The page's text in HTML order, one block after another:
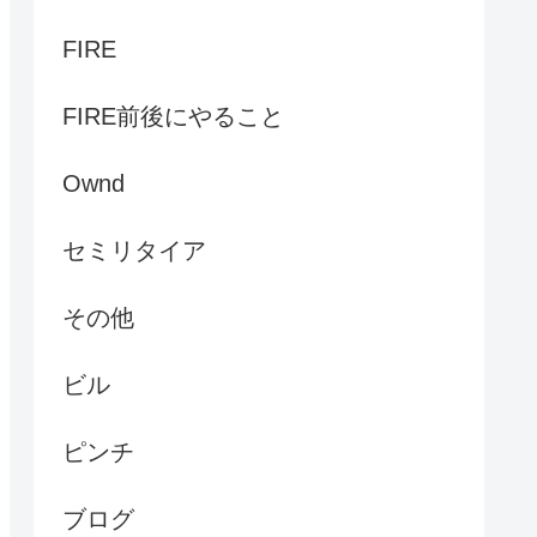
FIRE
FIRE前後にやること
Ownd
セミリタイア
その他
ビル
ピンチ
ブログ